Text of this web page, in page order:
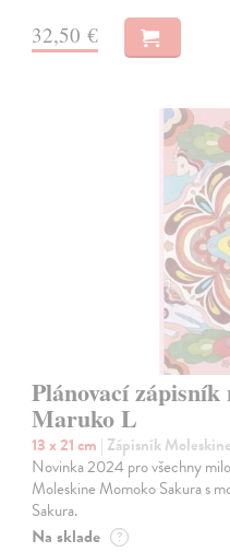
32,50 €
Plánovací
Maruko L
13 x 21 cm | Zápisník Moleskine
Novinka 2024 pro všechny
Moleskine Momoko Sakura s
Sakura.
Na sklade ?